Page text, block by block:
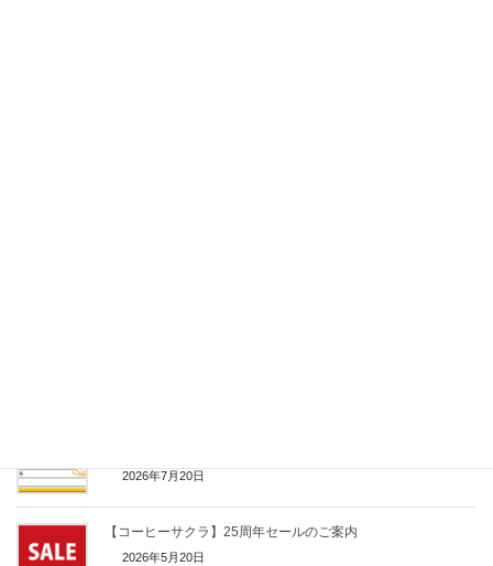
2026年7月20日
【コーヒーサクラ】25周年セールのご案内
2026年5月20日